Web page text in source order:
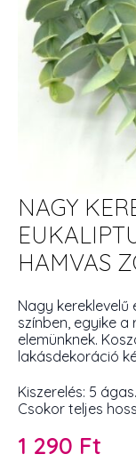
NAGY
HAMVAS
Nagy kereklevelű
színben, egyike
elemünknek.
lakásdekoráció
Kiszerelés: 5
Csokor teljes
1 290 Ft